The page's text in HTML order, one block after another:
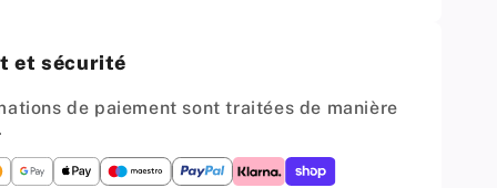
Satin
et sécurité
de paiement sont traitées de manière